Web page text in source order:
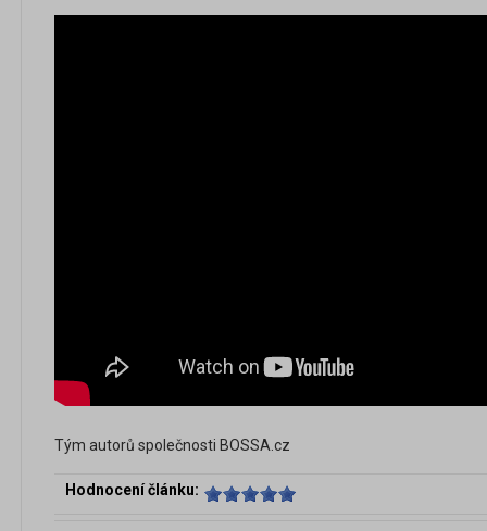
Tým autorů společnosti BOSSA.cz
Hodnocení článku: